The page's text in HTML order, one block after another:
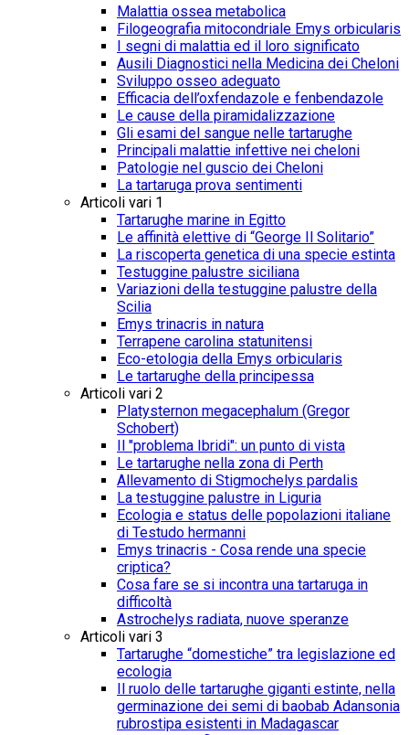
Malattia ossea metabolica
Filogeografia mitocondriale Emys orbicularis
I segni di malattia ed il loro significato
Ausili Diagnostici nella Medicina dei Cheloni
Sviluppo osseo adeguato
Efficacia dell’oxfendazole e fenbendazole
Le cause della piramidalizzazione
Gli esami del sangue nelle tartarughe
Principali malattie infettive nei cheloni
Patologie nel guscio dei Cheloni
La tartaruga prova sentimenti
Articoli vari 1
Tartarughe marine in Egitto
Le affinità elettive di “George Il Solitario”
La riscoperta genetica di una specie estinta
Testuggine palustre siciliana
Variazioni della testuggine palustre della
Scilia
Emys trinacris in natura
Terrapene carolina statunitensi
Eco-etologia della Emys orbicularis
Le tartarughe della principessa
Articoli vari 2
Platysternon megacephalum (Gregor
Schobert)
Il "problema Ibridi": un punto di vista
Le tartarughe nella zona di Perth
Allevamento di Stigmochelys pardalis
La testuggine palustre in Liguria
Ecologia e status delle popolazioni italiane
di Testudo hermanni
Emys trinacris - Cosa rende una specie
criptica?
Cosa fare se si incontra una tartaruga in
difficoltà
Astrochelys radiata, nuove speranze
Articoli vari 3
Tartarughe “domestiche” tra legislazione ed
ecologia
Il ruolo delle tartarughe giganti estinte, nella
germinazione dei semi di baobab Adansonia
rubrostipa esistenti in Madagascar